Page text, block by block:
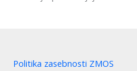
Politika zasebnosti ZMOS